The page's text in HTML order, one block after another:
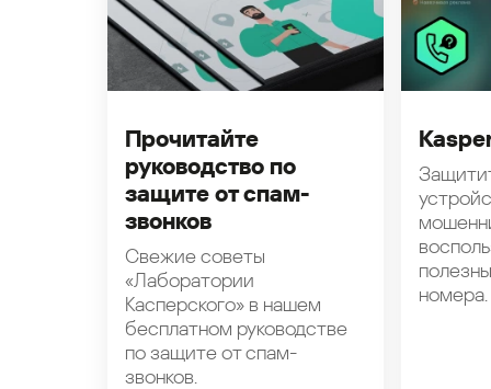
Прочитайте
руководство по
защите от спам-
звонков
Свежие советы
«Лаборатории
Касперского» в нашем
бесплатном руководстве
по защите от спам-
звонков.
номера.